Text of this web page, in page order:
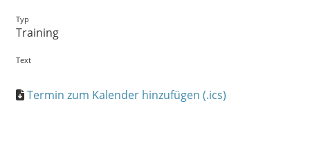
Typ
Training
Text
Termin zum Kalender hinzufügen (.ics)